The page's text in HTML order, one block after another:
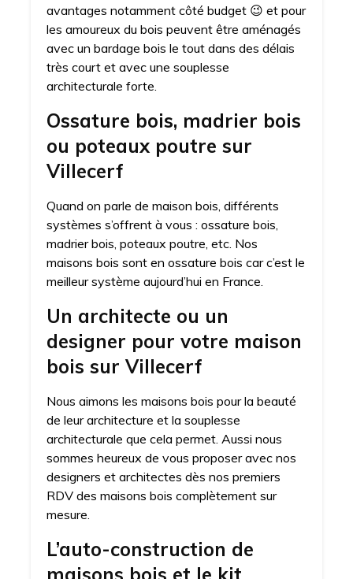
avantages notamment côté budget 😉 et pour
les amoureux du bois peuvent être aménagés
avec un bardage bois le tout dans des délais
très court et avec une souplesse
architecturale forte.
Ossature bois, madrier bois
ou poteaux poutre sur
Villecerf
Quand on parle de maison bois, différents
systèmes s’offrent à vous : ossature bois,
madrier bois, poteaux poutre, etc. Nos
maisons bois sont en ossature bois car c’est le
meilleur système aujourd’hui en France.
Un architecte ou un
designer pour votre maison
bois sur Villecerf
Nous aimons les maisons bois pour la beauté
de leur architecture et la souplesse
architecturale que cela permet. Aussi nous
sommes heureux de vous proposer avec nos
designers et architectes dès nos premiers
RDV des maisons bois complètement sur
mesure.
L’auto-construction de
maisons bois et le kit